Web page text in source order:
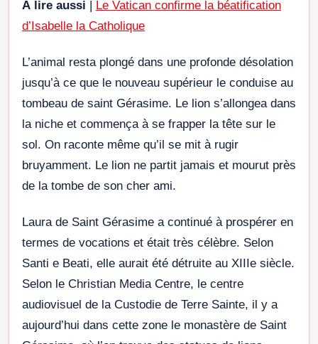
À lire aussi | Le Vatican confirme la béatification
d’Isabelle la Catholique
L’animal resta plongé dans une profonde désolation
jusqu’à ce que le nouveau supérieur le conduise au
tombeau de saint Gérasime. Le lion s’allongea dans
la niche et commença à se frapper la tête sur le
sol. On raconte même qu’il se mit à rugir
bruyamment. Le lion ne partit jamais et mourut près
de la tombe de son cher ami.
Laura de Saint Gérasime a continué à prospérer en
termes de vocations et était très célèbre. Selon
Santi e Beati, elle aurait été détruite au XIIIe siècle.
Selon le Christian Media Centre, le centre
audiovisuel de la Custodie de Terre Sainte, il y a
aujourd’hui dans cette zone le monastère de Saint